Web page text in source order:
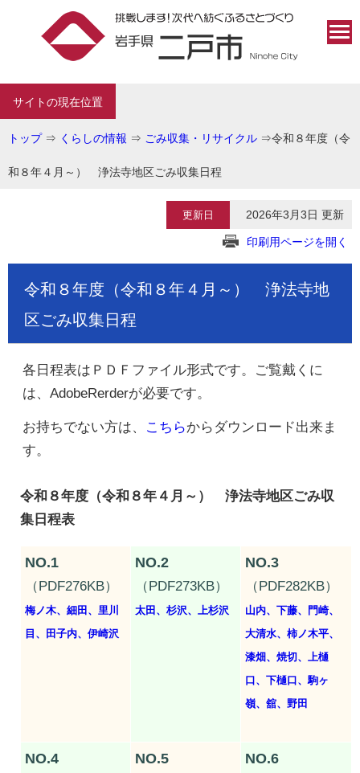
サイトの現在位置
トップ⇒ くらしの情報 ⇒ ごみ収集・リサイクル ⇒令和８年度（令
和８年４月～） 浄法寺地区ごみ収集日程
更新日 2026年3月3日 更新
印刷用ページを開く
令和８年度（令和８年４月～） 浄法寺地
区ごみ収集日程
各日程表はＰＤＦファイル形式です。ご覧戴くに
は、AdobeRerderが必要です。
お持ちでない方は、 こちらからダウンロード出来ま
す。
令和８年度（令和８年４月～） 浄法寺地区ごみ収
集日程表
NO.1
（PDF276KB）
梅ノ木、細田、里川
目、田子内、伊崎沢
NO.2
（PDF273KB）
太田、杉沢、上杉沢
NO.3
（PDF282KB）
山内、下藤、門崎、
大清水、柿ノ木平、
漆畑、焼切、上樋
口、下樋口、駒ヶ
嶺、舘、野田
NO.4
NO.5
NO.6